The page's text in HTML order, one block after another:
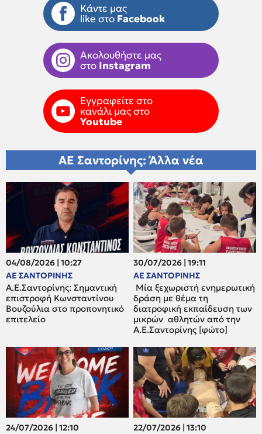
Κάντε μας
like στο Facebook
Ακολουθήστε μας
στο Instagram
Εγγραφείτε στο
κανάλι μας στο
Youtube
ΑΕ Σαντορίνης: Άλλα νέα
04/08/2026 | 10:27
ΑΕ ΣΑΝΤΟΡΙΝΗΣ
Α.Ε.Σαντορίνης: Σημαντική
επιστροφή Κωνσταντίνου
Βουζούλια στο προπονητικό
επιτελείο
30/07/2026 | 19:11
ΑΕ ΣΑΝΤΟΡΙΝΗΣ
Μία ξεχωριστή ενημερωτική
δράση με θέμα τη
διατροφική εκπαίδευση των
μικρών αθλητών από την
Α.Ε.Σαντορίνης [φώτο]
24/07/2026 | 12:10
22/07/2026 | 13:10